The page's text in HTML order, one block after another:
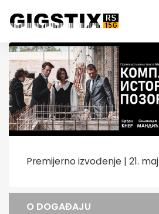
Premijerno izvođenje | 21. maj
O DOGAĐAJU